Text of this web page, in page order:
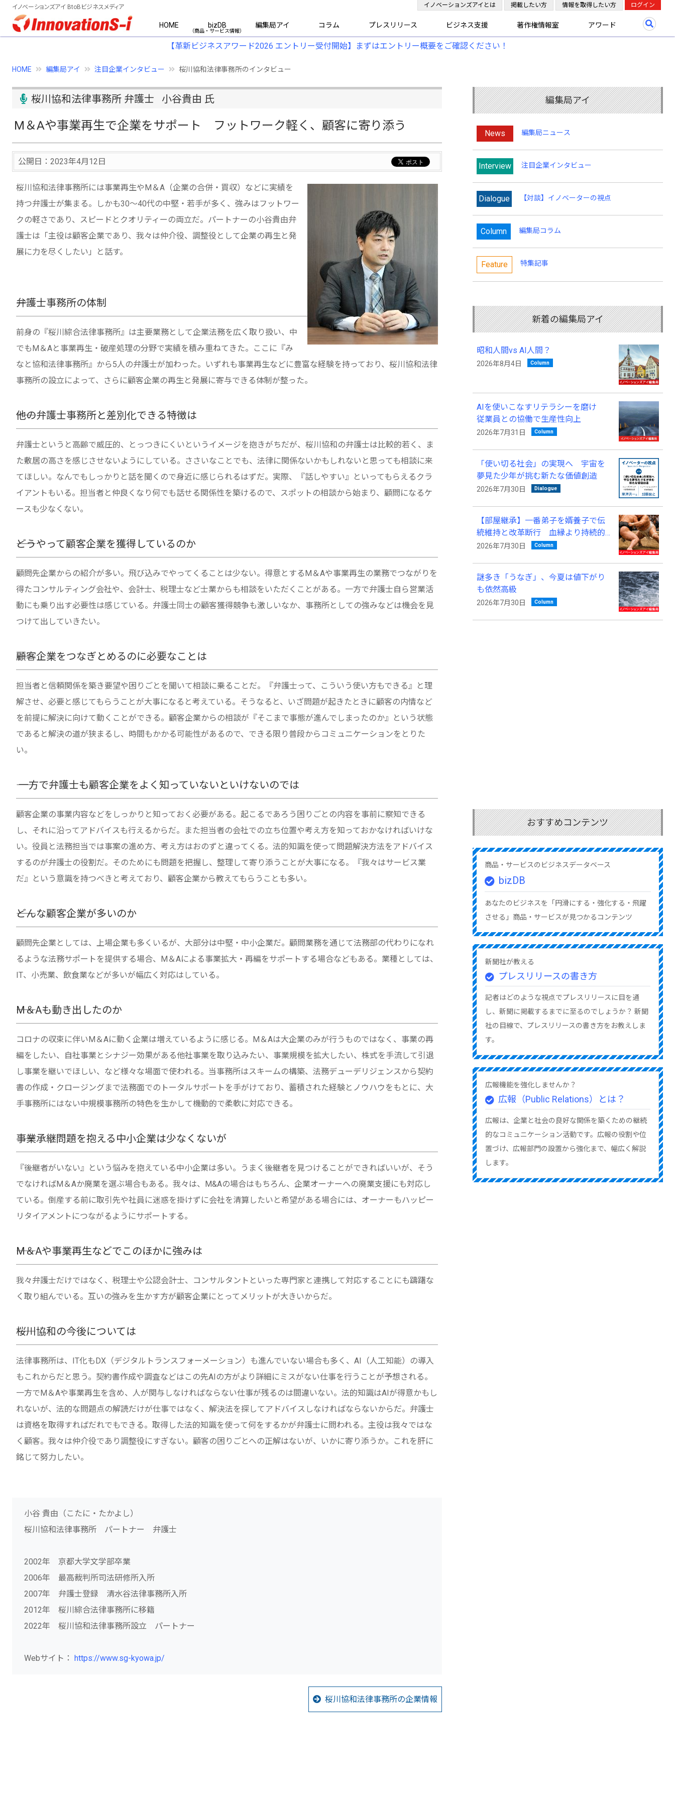
イノベーションズアイ BtoBビジネスメディア
HOME bizDB 編集局アイ コラム プレスリリース ビジネス支援 著作権情報室 アワード
イノベーションズアイとは 掲載したい方 情報を取得したい方 ログイン
【革新ビジネスアワード2026 エントリー受付開始】まずはエントリー概要をご確認ください！
HOME 編集局アイ 注目企業インタビュー 桜川協和法律事務所のインタビュー
桜川協和法律事務所 弁護士 小谷貴由 氏
M＆Aや事業再生で企業をサポート フットワーク軽く、顧客に寄り添う
公開日：2023年4月12日
桜川協和法律事務所には事業再生やM＆A（企業の合併・買収）などに実績を
持つ弁護士が集まる。しかも30～40代の中堅・若手が多く、強みはフットワー
クの軽さであり、スピードとクオリティーの両立だ。パートナーの小谷貴由弁
護士は「主役は顧客企業であり、我々は仲介役、調整役として企業の再生と発
展に力を尽くしたい」と話す。
――弁護士事務所の体制
前身の『桜川綜合法律事務所』は主要業務として企業法務を広く取り扱い、中
でもM＆Aと事業再生・破産処理の分野で実績を積み重ねてきた。ここに『み
なと協和法律事務所』から5人の弁護士が加わった。いずれも事業再生などに豊富な経験を持っており、桜川協和法律
事務所の設立によって、さらに顧客企業の再生と発展に寄与できる体制が整った。
――他の弁護士事務所と差別化できる特徴は
弁護士というと高齢で威圧的、とっつきにくいというイメージを抱きがちだが、桜川協和の弁護士は比較的若く、ま
た敷居の高さを感じさせないようにしている。ささいなことでも、法律に関係ないかもしれないと思っても相談に来
てほしい。なんでもしっかりと話を聞くので身近に感じられるはずだ。実際、『話しやすい』といってもらえるクラ
イアントもいる。担当者と仲良くなり何でも話せる関係性を築けるので、スポットの相談から始まり、顧問になるケ
ースも少なくない。
――どうやって顧客企業を獲得しているのか
顧問先企業からの紹介が多い。飛び込みでやってくることは少ない。得意とするM＆Aや事業再生の業務でつながりを
得たコンサルティング会社や、会計士、税理士など士業からも相談をいただくことがある。一方で弁護士自ら営業活
動にも乗り出す必要性は感じている。弁護士同士の顧客獲得競争も激しいなか、事務所としての強みなどは機会を見
つけて出していきたい。
――顧客企業をつなぎとめるのに必要なことは
担当者と信頼関係を築き要望や困りごとを聞いて相談に乗ることだ。『弁護士って、こういう使い方もできる』と理
解させ、必要と感じてもらうことが大事になると考えている。そうなると、いざ問題が起きたときに顧客の内情など
を前提に解決に向けて動くことができる。顧客企業からの相談が『そこまで事態が進んでしまったのか』という状態
であると解決の道が狭まるし、時間もかかる可能性があるので、できる限り普段からコミュニケーションをとりた
い。
―― 一方で弁護士も顧客企業をよく知っていないといけないのでは
顧客企業の事業内容などをしっかりと知っておく必要がある。起こるであろう困りごとの内容を事前に察知できる
し、それに沿ってアドバイスも行えるからだ。また担当者の会社での立ち位置や考え方を知っておかなければいけな
い。役員と法務担当では事案の進め方、考え方はおのずと違ってくる。法的知識を使って問題解決方法をアドバイス
するのが弁護士の役割だ。そのためにも問題を把握し、整理して寄り添うことが大事になる。『我々はサービス業
だ』という意識を持つべきと考えており、顧客企業から教えてもらうことも多い。
――どんな顧客企業が多いのか
顧問先企業としては、上場企業も多くいるが、大部分は中堅・中小企業だ。顧問業務を通じて法務部の代わりになれ
るような法務サポートを提供する場合、M＆Aによる事業拡大・再編をサポートする場合などもある。業種としては、
IT、小売業、飲食業などが多いが幅広く対応はしている。
――M＆Aも動き出したのか
コロナの収束に伴いM＆Aに動く企業は増えているように感じる。M＆Aは大企業のみが行うものではなく、事業の再
編をしたい、自社事業とシナジー効果がある他社事業を取り込みたい、事業規模を拡大したい、株式を手流して引退
し事業を継いでほしい、など様々な場面で使われる。当事務所はスキームの構築、法務デューデリジェンスから契約
書の作成・クロージングまで法務面でのトータルサポートを手がけており、蓄積された経験とノウハウをもとに、大
手事務所にはない中規模事務所の特色を生かして機動的で柔軟に対応できる。
――事業承継問題を抱える中小企業は少なくないが
『後継者がいない』という悩みを抱えている中小企業は多い。うまく後継者を見つけることができればいいが、そう
でなければM＆Aか廃業を選ぶ場合もある。我々は、M&Aの場合はもちろん、企業オーナーへの廃業支援にも対応し
ている。倒産する前に取引先や社員に迷惑を掛けずに会社を清算したいと希望がある場合には、オーナーもハッピー
リタイアメントにつながるようにサポートする。
――M＆Aや事業再生などでこのほかに強みは
我々弁護士だけではなく、税理士や公認会計士、コンサルタントといった専門家と連携して対応することにも躊躇な
く取り組んでいる。互いの強みを生かす方が顧客企業にとってメリットが大きいからだ。
――桜川協和の今後については
法律事務所は、IT化もDX（デジタルトランスフォーメーション）も進んでいない場合も多く、AI（人工知能）の導入
もこれからだと思う。契約書作成や調査などはこの先AIの方がより詳細にミスがない仕事を行うことが予想される。
一方でM＆Aや事業再生を含め、人が関与しなければならない仕事が残るのは間違いない。法的知識はAIが得意かもし
れないが、法的な問題点の解読だけが仕事ではなく、解決法を探してアドバイスしなければならないからだ。弁護士
は資格を取得すればだれでもできる。取得した法的知識を使って何をするかが弁護士に問われる。主役は我々ではな
く顧客。我々は仲介役であり調整役にすぎない。顧客の困りごとへの正解はないが、いかに寄り添うか。これを肝に
銘じて努力したい。
小谷 貴由（こたに・たかよし）
桜川協和法律事務所 パートナー 弁護士
2002年 京都大学文学部卒業
2006年 最高裁判所司法研修所入所
2007年 弁護士登録 清水谷法律事務所入所
2012年 桜川綜合法律事務所に移籍
2022年 桜川協和法律事務所設立 パートナー
Webサイト： https://www.sg-kyowa.jp/
桜川協和法律事務所の企業情報
編集局アイ
News 編集局ニュース
Interview 注目企業インタビュー
Dialogue 【対談】イノベーターの視点
Column 編集局コラム
Feature 特集記事
新着の編集局アイ
昭和人間vs AI人間？
2026年8月4日 Column
AIを使いこなすリテラシーを磨け
従業員との協働で生産性向上
2026年7月31日 Column
「使い切る社会」の実現へ 宇宙を
夢見た少年が挑む新たな価値創造
2026年7月30日 Dialogue
【部屋継承】一番弟子を婿養子で伝
統維持と改革断行 血縁より持続的
発展を優先
2026年7月30日 Column
謎多き「うなぎ」、今夏は値下がり
も依然高級
2026年7月30日 Column
おすすめコンテンツ
商品・サービスのビジネスデータベース
bizDB
あなたのビジネスを「円滑にする・強化する・飛躍
させる」商品・サービスが見つかるコンテンツ
新聞社が教える
プレスリリースの書き方
記者はどのような視点でプレスリリースに目を通
し、新聞に掲載するまでに至るのでしょうか？ 新聞
社の目線で、プレスリリースの書き方をお教えしま
す。
広報機能を強化しませんか？
広報（Public Relations）とは？
広報は、企業と社会の良好な関係を築くための継続
的なコミュニケーション活動です。広報の役割や位
置づけ、広報部門の設置から強化まで、幅広く解説
します。